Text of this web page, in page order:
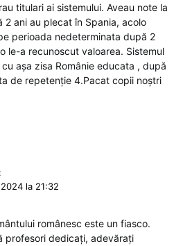
titulari ai sistemului. Aveau note la
ani au plecat în Spania, acolo
perioada nedeterminata după 2
le-a recunoscut valoarea. Sistemul
așa zisa Românie educata , după
de repetenție 4.Pacat copii noștri
la 21:32
românesc este un fiasco.
profesori dedicați, adevărați